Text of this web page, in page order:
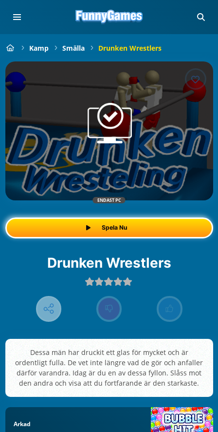
Kamp Smälla Drunken Wrestlers
ENDAST PC
Spela Nu
Drunken Wrestlers
Dessa män har druckit ett glas för mycket och är
ordentligt fulla. De vet inte längre vad de gör och anfaller
därför varandra. Idag är du en av dessa fyllon. Slåss mot
den andra och visa att du fortfarande är den starkaste.
Arkad